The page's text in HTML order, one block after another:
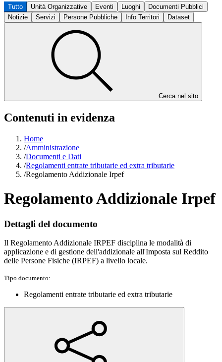
Tutto Unità Organizzative Eventi Luoghi
Documenti Pubblici
Notizie
Servizi Persone Pubbliche Info Territori Dataset
Cerca nel sito
Contenuti in evidenza
Home
/Amministrazione
/Documenti e Dati
/Regolamenti entrate tributarie ed extra tributarie
/Regolamento Addizionale Irpef
Regolamento Addizionale Irpef
Dettagli del documento
Il Regolamento Addizionale IRPEF disciplina le modalità di
applicazione e di gestione dell'addizionale all'Imposta sul Reddito
delle Persone Fisiche (IRPEF) a livello locale.
Tipo documento:
Regolamenti entrate tributarie ed extra tributarie